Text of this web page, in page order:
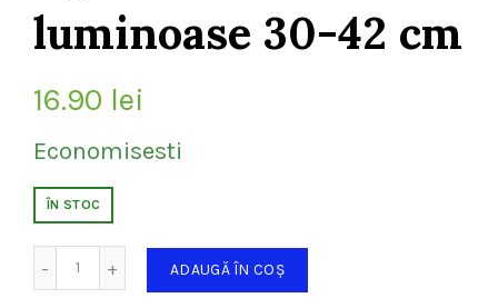
luminoase 30-42 cm
16.90 lei
Economisesti
ÎN STOC
ADAUGĂ ÎN COȘ